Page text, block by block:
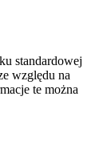
standardowej
względu na
te można